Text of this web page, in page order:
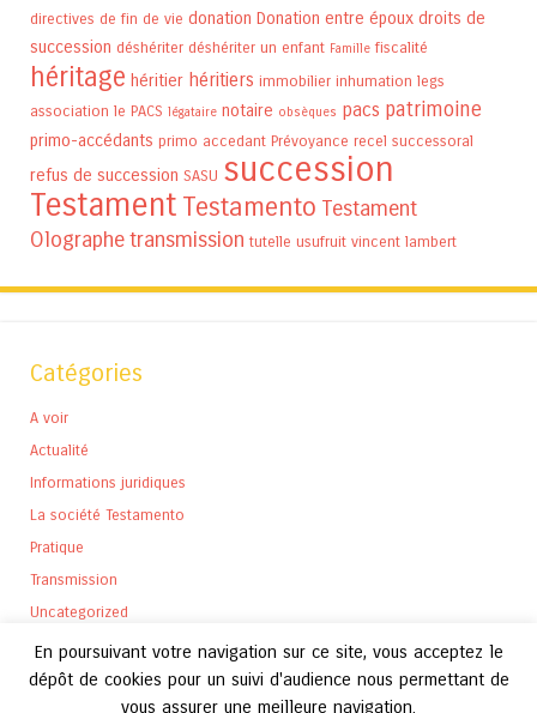
directives de fin de vie donation Donation entre époux droits de
succession déshériter déshériter un enfant Famille fiscalité
héritage héritier héritiers immobilier inhumation legs
association le PACS légataire notaire obsèques pacs patrimoine
primo-accédants primo accedant Prévoyance recel successoral
refus de succession SASU succession
Testament Testamento Testament
Olographetransmission tutelle usufruit vincent lambert
Catégories
A voir
Actualité
Informations juridiques
La société Testamento
Pratique
Transmission
Uncategorized
En poursuivant votre navigation sur ce site, vous acceptez le
dépôt de cookies pour un suivi d'audience nous permettant de
vous assurer une meilleure navigation.